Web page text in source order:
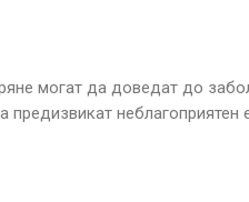
могат да доведат до
предизвикат